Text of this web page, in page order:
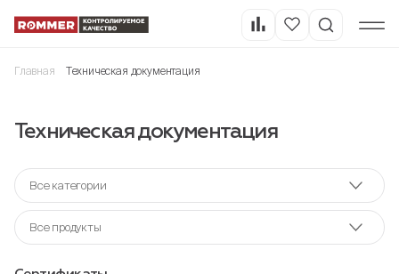
Главная Техническая документация
Техническая документация
Все категории
Все продукты